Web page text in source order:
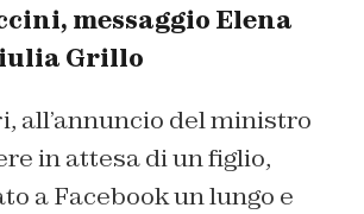
messaggio Elena
Grillo
all’annuncio del ministro
in attesa di un figlio,
a Facebook un lungo e